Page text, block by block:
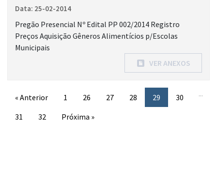
Data: 25-02-2014
Pregão Presencial Nº Edital PP 002/2014 Registro
Preços Aquisição Gêneros Alimentícios p/Escolas
Municipais
VER ANEXOS
« Anterior 1 ...
26 27 28 29
30
31
32
Próxima »